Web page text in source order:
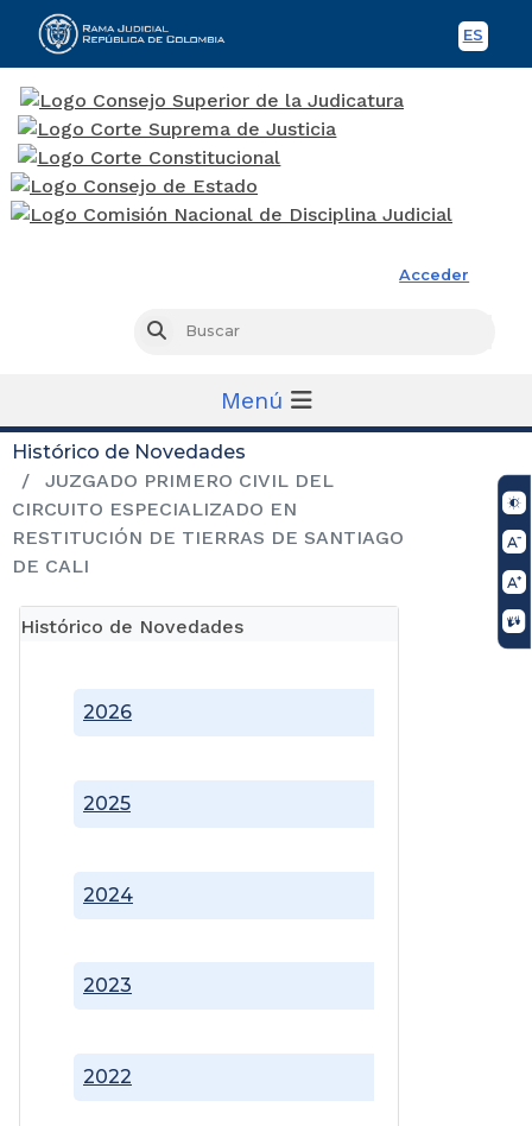
ES
Acceder
Buscar
Menú
Histórico de Novedades
JUZGADO PRIMERO CIVIL DEL
CIRCUITO ESPECIALIZADO EN
RESTITUCIÓN DE TIERRAS DE SANTIAGO
DE CALI
Histórico de Novedades
2022
2023
2024
2025
2026